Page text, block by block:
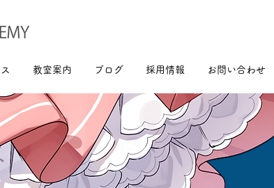
教室案内 ブログ 採用情報 お問い合わせ